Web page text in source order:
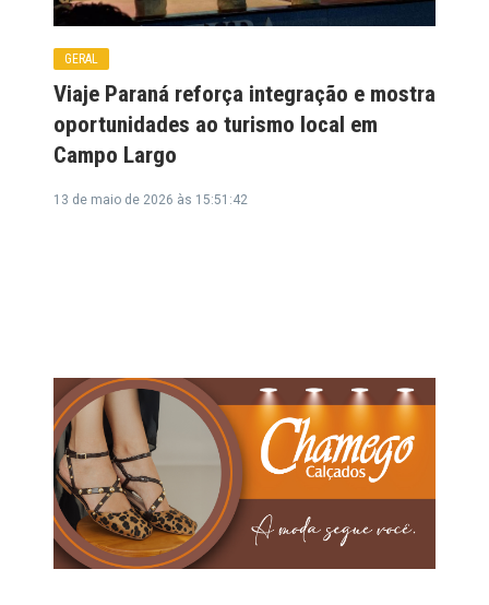
GERAL
Viaje Paraná reforça integração e mostra
oportunidades ao turismo local em
Campo Largo
13 de maio de 2026 às 15:51:42